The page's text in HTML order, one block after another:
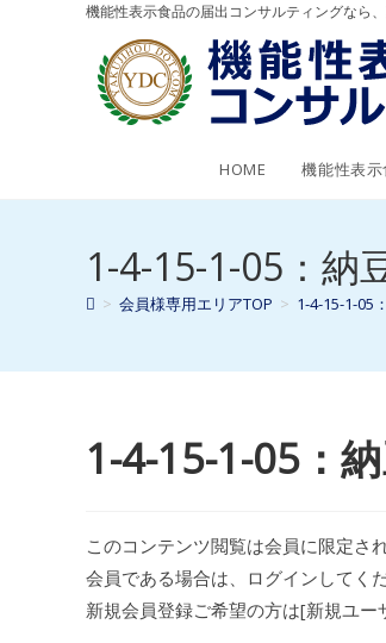
機能性表示食品の届出コンサルティングなら
HOME 機能性表
1-4-15-1-05：納
> 会員様専用エリアTOP > 1-4-15-1-05
1-4-15-1-05：
このコンテンツ閲覧は会員に限定さ
会員である場合は、ログインしてくだ
新規会員登録ご希望の方は[新規ユー